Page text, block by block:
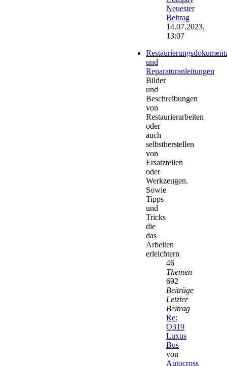
Neuester
Beitrag
14.07.2023,
13:07
und
Reparaturanleitungen
Bilder
und
Beschreibungen
von
Restaurierarbeiten
oder
auch
selbstherstellen
von
Ersatzteilen
oder
Werkzeugen.
Sowie
Tipps
und
Tricks
die
das
Arbeiten
erleichtern
46
Themen
692
Beiträge
Letzter
Beitrag
Re:
O319
Luxus
Bus
von
Autocross